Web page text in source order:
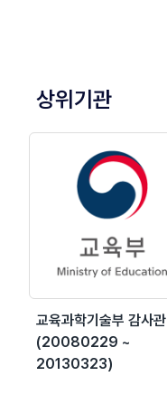
상위기관
교육과학기술부 감사관
(20080229 ~
20130323)